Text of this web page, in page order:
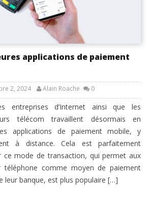
applications de paiement
2, 2024 Alain Roache 0
entreprises d’Internet ainsi que les
télécom travaillent désormais en
applications de paiement mobile, y
à distance. Cela est parfaitement
ce mode de transaction, qui permet aux
téléphone comme moyen de paiement
leur banque, est plus populaire […]